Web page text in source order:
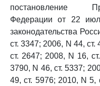
постановление
Федерации от 22
законодательства
ст. 3347; 2006, N 44,
ст. 2647; 2008, N 16,
3790, N 46, ст. 5337;
49, ст. 5976; 2010, N 5,